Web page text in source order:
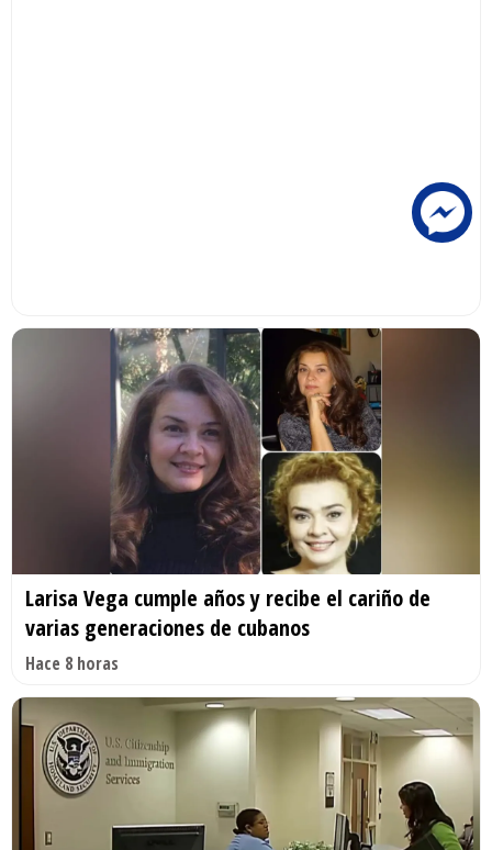
Larisa Vega cumple años y recibe el cariño de
varias generaciones de cubanos
Hace 8 horas